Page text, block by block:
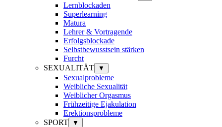
Lernblockaden
Superlearning
Matura
Lehrer & Vortragende
Erfolgsblockade
Selbstbewusstsein stärken
Furcht
SEXUALITÄT
▼
Sexualprobleme
Weibliche Sexualität
Weiblicher Orgasmus
Frühzeitige Ejakulation
Erektionsprobleme
SPORT
▼